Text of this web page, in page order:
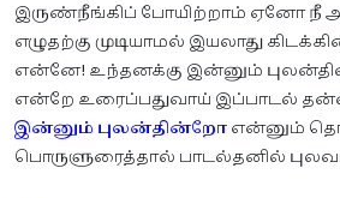
இருண்நீங்கிப் போயிற்றாம் ஏனோ நீ
எழுதற்கு முடியாமல் இயலாது
என்னே! உந்தனக்கு இன்னும்
என்றே உரைப்பதுவாய் இப்பாடல்
இன்னும் புலன்தின்றோ என்னும்
பொருளுரைத்தால் பாடல்தனில்